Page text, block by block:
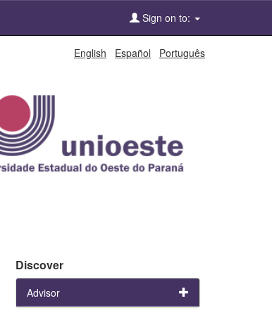
Sign on to:
English Español Português
Discover
Advisor